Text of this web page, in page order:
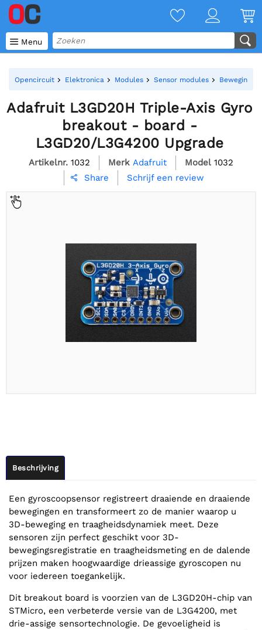
 Menu
Opencircuit Elektronica Modules Sensor modules Bewegings
Adafruit L3GD20H Triple-Axis Gyro
breakout - board -
L3GD20/L3G4200 Upgrade
Artikelnr. 1032 Merk Adafruit Model 1032
 Share Schrijf een review
Beschrijving
Een gyroscoopsensor registreert draaiende en draaiende
bewegingen en transformeert zo de manier waarop u
3D-beweging en traagheidsdynamiek meet. Deze
sensoren zijn perfect geschikt voor 3D-
bewegingsregistratie en traagheidsmeting en de dalende
prijzen maken hoogwaardige drieassige gyroscopen nu
voor iedereen toegankelijk.
Dit breakout board is voorzien van de L3GD20H-chip van
STMicro, een verbeterde versie van de L3G4200, met
drie-assige sensortechnologie. De gevoeligheid is